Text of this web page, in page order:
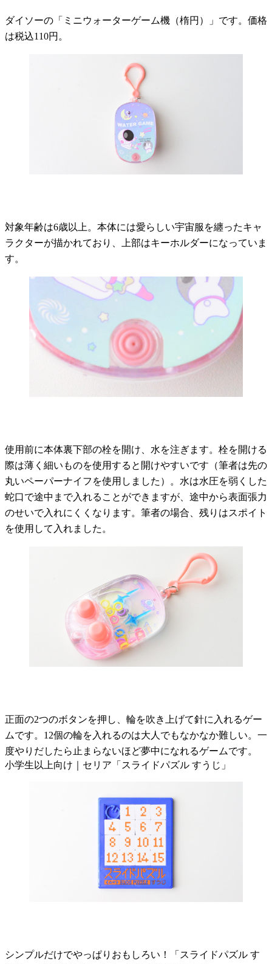
ダイソーの「ミニウォーターゲーム機（楕円）」です。価格
は税込110円。
対象年齢は6歳以上。本体には愛らしい宇宙服を纏ったキャ
ラクターが描かれており、上部はキーホルダーになっていま
す。
使用前に本体裏下部の栓を開け、水を注ぎます。栓を開ける
際は薄く細いものを使用すると開けやすいです（筆者は先の
丸いペーパーナイフを使用しました）。水は水圧を弱くした
蛇口で途中まで入れることができますが、途中から表面張力
のせいで入れにくくなります。筆者の場合、残りはスポイト
を使用して入れました。
正面の2つのボタンを押し、輪を吹き上げて針に入れるゲー
ムです。12個の輪を入れるのは大人でもなかなか難しい。一
度やりだしたら止まらないほど夢中になれるゲームです。
小学生以上向け｜セリア「スライドパズル すうじ」
シンプルだけでやっぱりおもしろい！「スライドパズル す